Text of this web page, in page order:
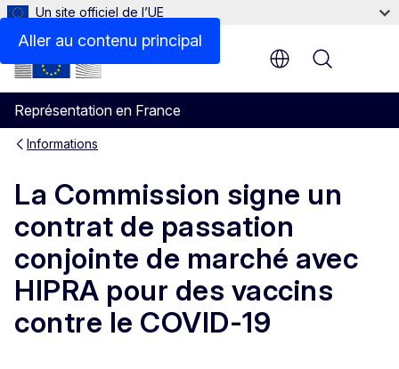
Aller au contenu principal
Un site officiel de l’UE
Représentation en France
Menu
Informations
La Commission signe un
contrat de passation
conjointe de marché avec
HIPRA pour des vaccins
contre le COVID-19